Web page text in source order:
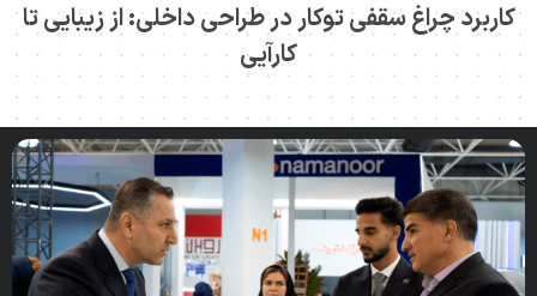
کاربرد چراغ سقفی توکار در طراحی داخلی: از زیبایی تا
کارآیی